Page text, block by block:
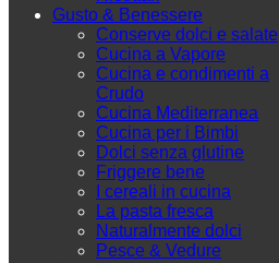
Gusto & Benessere
Conserve dolci e salate
Cucina a Vapore
Cucina e condimenti a
Crudo
Cucina Mediterranea
Cucina per i Bimbi
Dolci senza glutine
Friggere bene
I cereali in cucina
La pasta fresca
Naturalmente dolci
Pesce & Vedure